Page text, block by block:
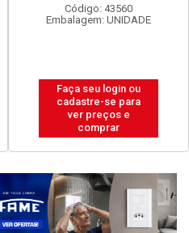
Código: 43558
Embalagem: UNIDADE
Faça seu login ou
cadastre-se para
ver preços e
comprar